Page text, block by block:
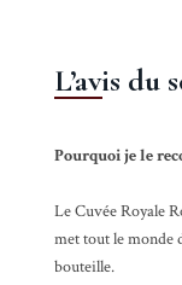
L’avis du
Pourquoi je le
Le Cuvée Royale
met tout le monde
bouteille.